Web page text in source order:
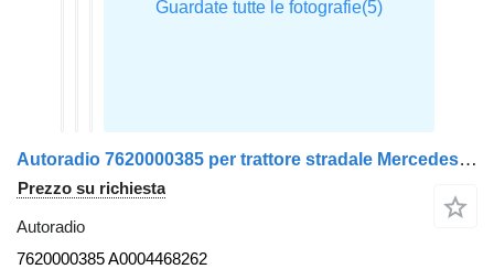
Autoradio 7620000385 per trattore stradale Mercedes-Benz ACTROS MP4
Prezzo su richiesta
Autoradio
7620000385 A0004468262